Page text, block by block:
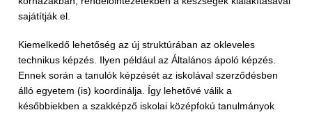
sajátítják el.
Kiemelkedő lehetőség az új struktúrában az okleveles
technikus képzés. Ilyen például az Általános ápoló képzés.
Ennek során a tanulók képzését az iskolával szerződésben
álló egyetem (is) koordinálja. Így lehetővé válik a
későbbiekben a szakképző iskolai középfokú tanulmányok